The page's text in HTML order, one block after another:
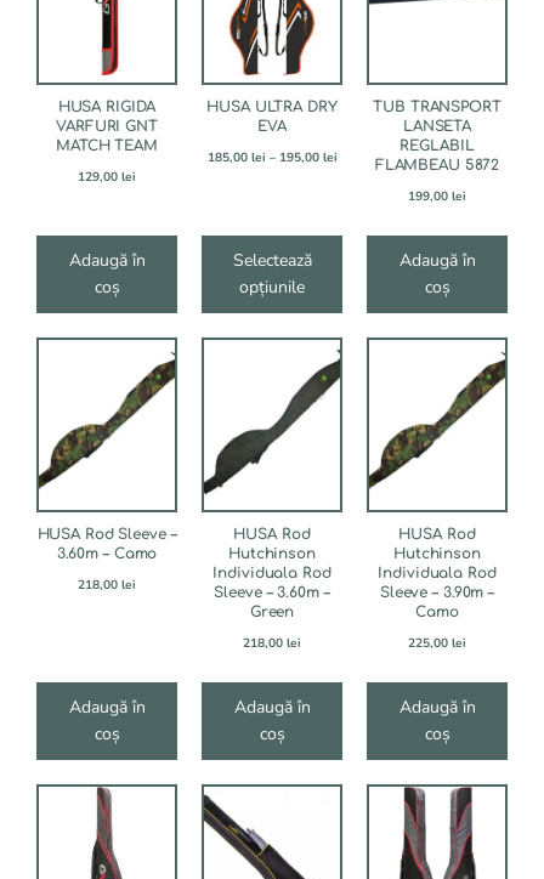
HUSA RIGIDA
VARFURI GNT
MATCH TEAM
129,00 lei
Adaugă în
coș
HUSA ULTRA DRY
EVA
185,00 lei – 195,00 leiInterval
până
Selectează
opțiunile
multe
variații.
Opțiunile
pot
fi
în
TUB TRANSPORT
LANSETA
REGLABIL
FLAMBEAU 5872
199,00 lei
Adaugă în
coș
HUSA Rod Sleeve –
3.60m – Camo
218,00 lei
Adaugă în
coș
HUSA Rod
Hutchinson
Individuala Rod
Sleeve – 3.60m –
Green
218,00 lei
Adaugă în
coș
HUSA Rod
Hutchinson
Individuala Rod
Sleeve – 3.90m –
Camo
225,00 lei
Adaugă în
coș